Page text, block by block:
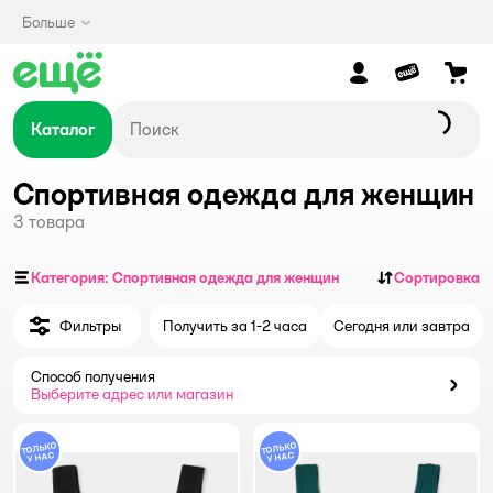
Больше
Каталог
Спортивная одежда для женщин
3 товара
Категория: Спортивная одежда для женщин Сортировка
Фильтры Получить за 1-2 часа Сегодня или завтра
Способ получения
Выберите адрес или магазин